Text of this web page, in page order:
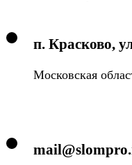
п. Красково,
Московская